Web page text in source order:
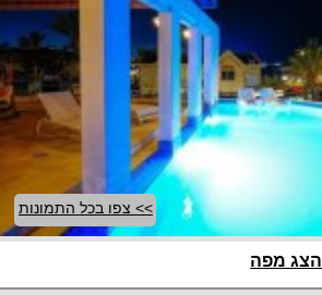
>> צפו בכל התמונות
הצג מפה